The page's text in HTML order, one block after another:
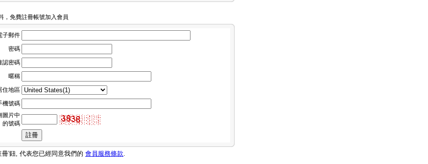
，免費註冊帳號加入會員
子郵件
密碼
認密碼
暱稱
住地區
機號碼
圖片中
的號碼
冊'鈕, 代表您已經同意我們的 會員服務條款.